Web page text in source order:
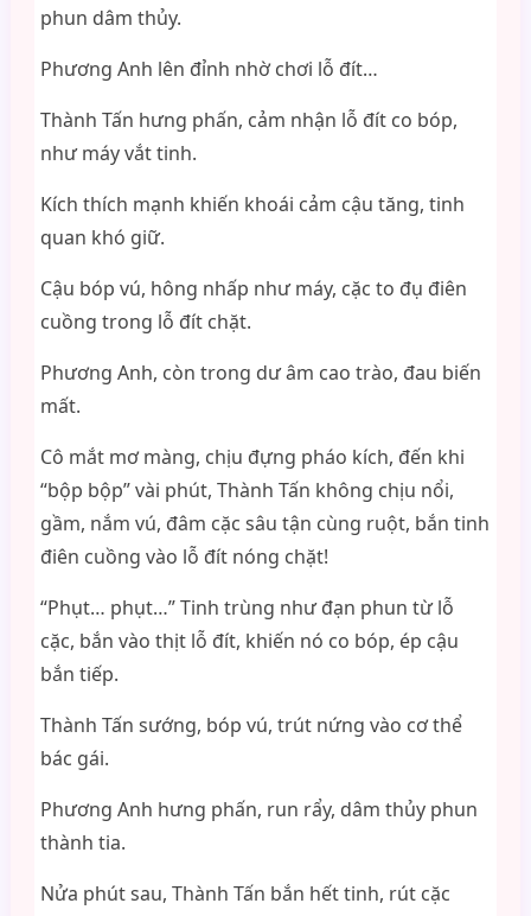
phun dâm thủy.
Phương Anh lên đỉnh nhờ chơi lỗ đít…
Thành Tấn hưng phấn, cảm nhận lỗ đít co bóp,
như máy vắt tinh.
Kích thích mạnh khiến khoái cảm cậu tăng, tinh
quan khó giữ.
Cậu bóp vú, hông nhấp như máy, cặc to đụ điên
cuồng trong lỗ đít chặt.
Phương Anh, còn trong dư âm cao trào, đau biến
mất.
Cô mắt mơ màng, chịu đựng pháo kích, đến khi
“bộp bộp” vài phút, Thành Tấn không chịu nổi,
gầm, nắm vú, đâm cặc sâu tận cùng ruột, bắn tinh
điên cuồng vào lỗ đít nóng chặt!
“Phụt… phụt…” Tinh trùng như đạn phun từ lỗ
cặc, bắn vào thịt lỗ đít, khiến nó co bóp, ép cậu
bắn tiếp.
Thành Tấn sướng, bóp vú, trút nứng vào cơ thể
bác gái.
Phương Anh hưng phấn, run rẩy, dâm thủy phun
thành tia.
Nửa phút sau, Thành Tấn bắn hết tinh, rút cặc